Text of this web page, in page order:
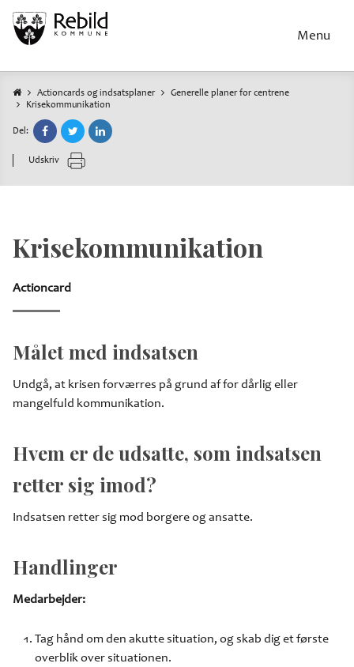
hovedindhold
Menu
Brødkrumme
Actioncards og indsatsplaner
Generelle planer for centrene
Krisekommunikation
Del:
Udskriv
Krisekommunikation
Actioncard
Målet med indsatsen
Undgå, at krisen forværres på grund af for dårlig eller
mangelfuld kommunikation.
Hvem er de udsatte, som indsatsen
retter sig imod?
Indsatsen retter sig mod borgere og ansatte.
Handlinger
Medarbejder:
Tag hånd om den akutte situation, og skab dig et første
overblik over situationen.